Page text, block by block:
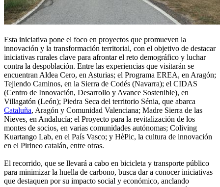
Esta iniciativa pone el foco en proyectos que promueven la
innovación y la transformación territorial, con el objetivo de destacar
iniciativas rurales clave para afrontar el reto demográfico y luchar
contra la despoblación. Entre las experiencias que visitarán se
encuentran Aldea Cero, en Asturias; el Programa EREA, en Aragón;
Tejiendo Caminos, en la Sierra de Codés (Navarra); el CIDAS
(Centro de Innovación, Desarrollo y Avance Sostenible), en
Villagatón (León); Piedra Seca del territorio Sénia, que abarca
Cataluña, Aragón y Comunidad Valenciana; Madre Sierra de las
Nieves, en Andalucía; el Proyecto para la revitalización de los
montes de socios, en varias comunidades autónomas; Coliving
Kuartango Lab, en el País Vasco; y HèPic, la cultura de innovación
en el Pirineo catalán, entre otras.
El recorrido, que se llevará a cabo en bicicleta y transporte público
para minimizar la huella de carbono, busca dar a conocer iniciativas
que destaquen por su impacto social y económico, anclando